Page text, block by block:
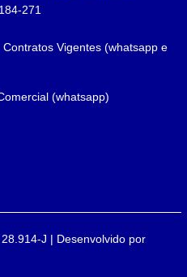
271
Vigentes (whatsapp e
(whatsapp)
J | Desenvolvido por